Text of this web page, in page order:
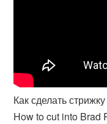
Как сделать
How to cut into Brad